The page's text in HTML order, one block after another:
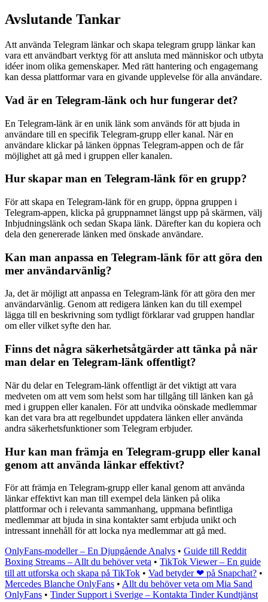
Avslutande Tankar
Att använda Telegram länkar och skapa telegram grupp länkar kan
vara ett användbart verktyg för att ansluta med människor och utbyta
idéer inom olika gemenskaper. Med rätt hantering och engagemang
kan dessa plattformar vara en givande upplevelse för alla användare.
Vad är en Telegram-länk och hur fungerar det?
En Telegram-länk är en unik länk som används för att bjuda in
användare till en specifik Telegram-grupp eller kanal. När en
användare klickar på länken öppnas Telegram-appen och de får
möjlighet att gå med i gruppen eller kanalen.
Hur skapar man en Telegram-länk för en grupp?
För att skapa en Telegram-länk för en grupp, öppna gruppen i
Telegram-appen, klicka på gruppnamnet längst upp på skärmen, välj
Inbjudningslänk och sedan Skapa länk. Därefter kan du kopiera och
dela den genererade länken med önskade användare.
Kan man anpassa en Telegram-länk för att göra den
mer användarvänlig?
Ja, det är möjligt att anpassa en Telegram-länk för att göra den mer
användarvänlig. Genom att redigera länken kan du till exempel
lägga till en beskrivning som tydligt förklarar vad gruppen handlar
om eller vilket syfte den har.
Finns det några säkerhetsåtgärder att tänka på när
man delar en Telegram-länk offentligt?
När du delar en Telegram-länk offentligt är det viktigt att vara
medveten om att vem som helst som har tillgång till länken kan gå
med i gruppen eller kanalen. För att undvika oönskade medlemmar
kan det vara bra att regelbundet uppdatera länken eller använda
andra säkerhetsfunktioner som Telegram erbjuder.
Hur kan man främja en Telegram-grupp eller kanal
genom att använda länkar effektivt?
För att främja en Telegram-grupp eller kanal genom att använda
länkar effektivt kan man till exempel dela länken på olika
plattformar och i relevanta sammanhang, uppmana befintliga
medlemmar att bjuda in sina kontakter samt erbjuda unikt och
intressant innehåll för att locka nya medlemmar att gå med.
OnlyFans-modeller – En Djupgående Analys • Guide till Reddit
Boxing Streams – Allt du behöver veta • TikTok Viewer – En guide
till att utforska och skapa på TikTok • Vad betyder ❤ på Snapchat? •
Mercedes Blanche OnlyFans • Allt du behöver veta om Mia Sand
OnlyFans • Tinder Support i Sverige – Kontakta Tinder Kundtjänst